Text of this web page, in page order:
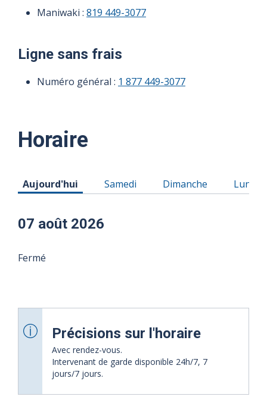
Maniwaki : 819 449-3077
Ligne sans frais
Numéro général : 1 877 449-3077
Horaire
Horaire du Vendredi 07 août 2026
Aujourd'hui Horaire du Samedi 08 août 2026
Samedi Horaire du Dimanche
Dimanche Lundi
07 août 2026
Fermé
Précisions sur l'horaire
Avec rendez-vous.
Intervenant de garde disponible 24h/7, 7
jours/7 jours.